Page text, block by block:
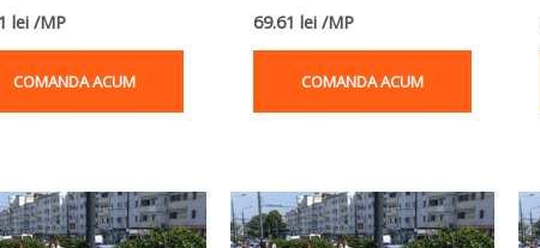
lei /MP
COMANDA ACUM
69.61 lei /MP
COMANDA ACUM